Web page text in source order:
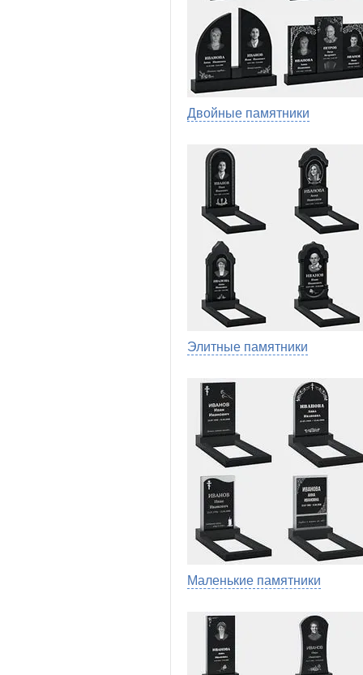
Двойные памятники
Элитные памятники
Маленькие памятники